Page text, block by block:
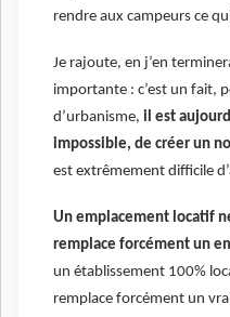
rendre aux campeurs ce
Je rajoute, en j’en
importante : c’est un fait,
d’urbanisme, il est
impossible, de créer un
est extrêmement difficile
Un emplacement locatif
remplace forcément un
un établissement 100%
remplace forcément un